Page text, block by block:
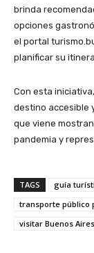
brinda
opciones
el portal
planificar su
Con esta
destino accesible
que viene
pandemia y
TAGS guía
transporte público
visitar Buenos Aires